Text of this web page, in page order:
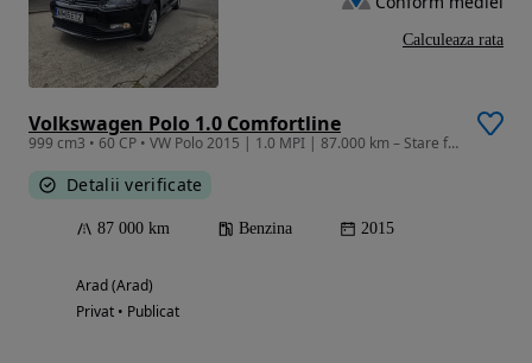
Volkswagen Polo 1.0 Comfortline
999 cm3 • 60 CP • VW Polo 2015 | 1.0 MPI | 87.000 km – Stare foarte bună
Detalii verificate
87 000 km Benzina 2015
Arad (Arad)
Privat • Publicat
Calculeaza rata